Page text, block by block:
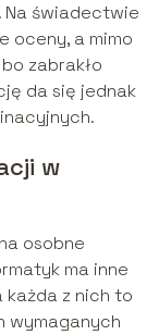
Na świadectwie
oceny, a mimo
zabrakło
da się jednak
w
osobne
ma inne
każda z nich to
wymaganych